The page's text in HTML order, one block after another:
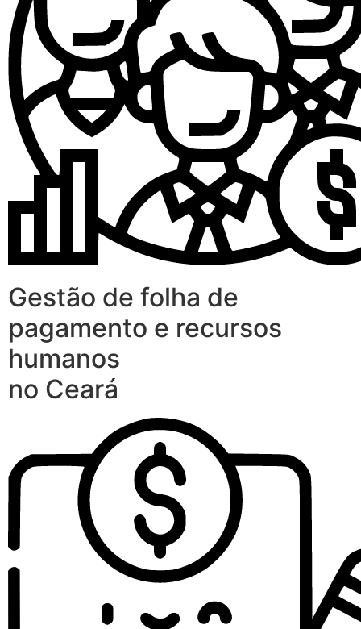
Gestão de folha de
pagamento e recursos
humanos
no Ceará